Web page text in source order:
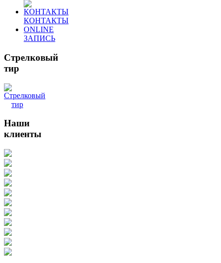
КОНТАКТЫ
ONLINE
ЗАПИСЬ
Стрелковый
тир
Наши
клиенты